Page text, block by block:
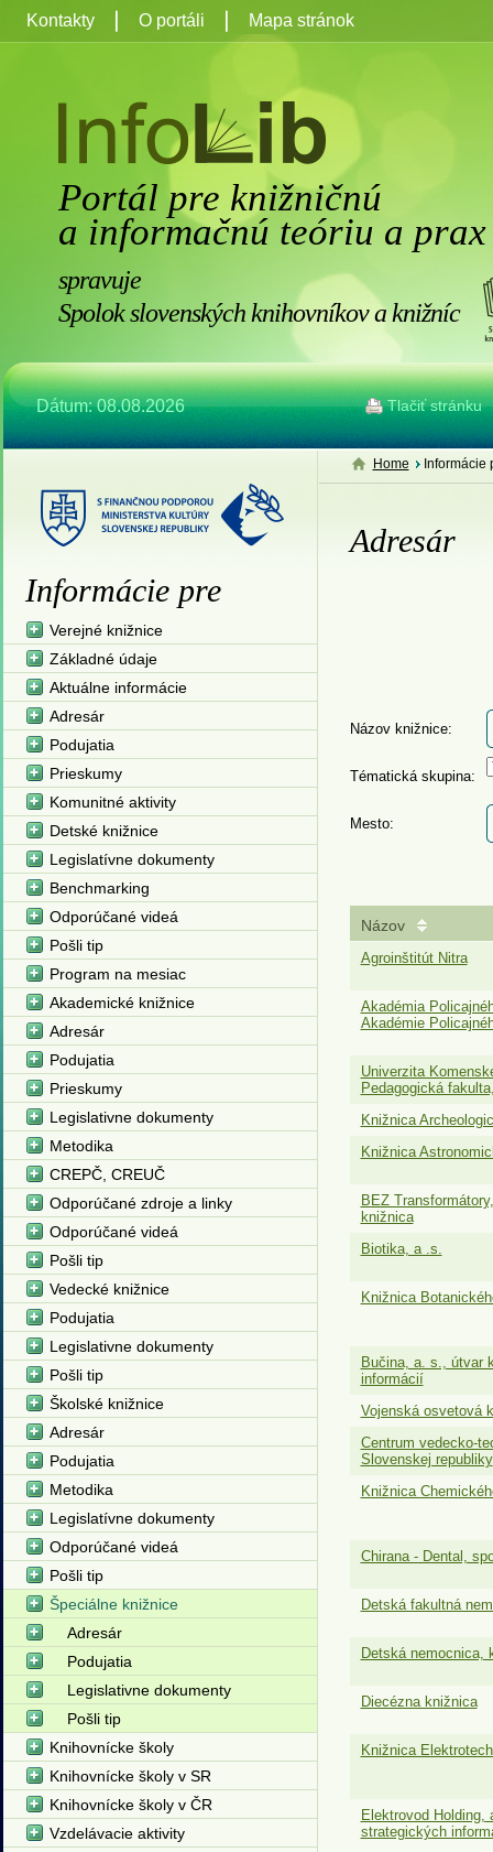
Portál pre knižničnú
a informačnú teóriu a prax
spravuje
Spolok slovenských knihovníkov a knižníc
Dátum: 08.08.2026 Tlačiť stránku
Kontakty O portáli Mapa stránok
Home Informácie
Adresár
Názov knižnice:
Tématická skupina:
Mesto:
Názov
Agroinštitút Nitra
Akadémia
Akadémie
Univerzita
Pedagogická
Knižnica
Knižnica
BEZ
knižnica
Biotika, a .s.
Knižnica
Bučina, a. s., útvar
informácií
Vojenská osvetová
Centrum vedecko-
Slovenskej republiky
Knižnica
Chirana - Dental,
Detská fakultná
Detská nemocnica,
Diecézna knižnica
Knižnica
Elektrovod Holding,
strategických
Informácie pre
Verejné knižnice
Základné údaje
Aktuálne informácie
Adresár
Podujatia
Prieskumy
Komunitné aktivity
Detské knižnice
Legislatívne dokumenty
Benchmarking
Odporúčané videá
Pošli tip
Program na mesiac
Akademické knižnice
Adresár
Podujatia
Prieskumy
Legislativne dokumenty
Metodika
CREPČ, CREUČ
Odporúčané zdroje a linky
Odporúčané videá
Pošli tip
Vedecké knižnice
Podujatia
Legislativne dokumenty
Pošli tip
Školské knižnice
Adresár
Podujatia
Metodika
Legislatívne dokumenty
Odporúčané videá
Pošli tip
Špeciálne knižnice
Adresár
Podujatia
Legislativne dokumenty
Pošli tip
Knihovnícke školy
Knihovnícke školy v SR
Knihovnícke školy v ČR
Vzdelávacie aktivity